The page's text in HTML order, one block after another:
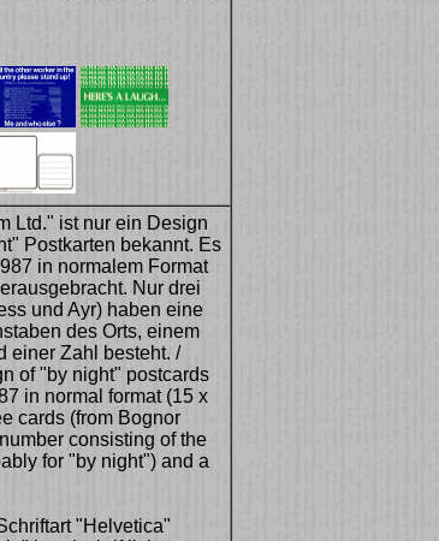
Ltd." ist nur ein Design
Postkarten bekannt. Es
in normalem Format
Nur drei
und Ayr) haben eine
des Orts, einem
einer Zahl besteht. /
of "by night" postcards
in normal format (15 x
cards (from Bognor
consisting of the
for "by night") and a
"Helvetica"